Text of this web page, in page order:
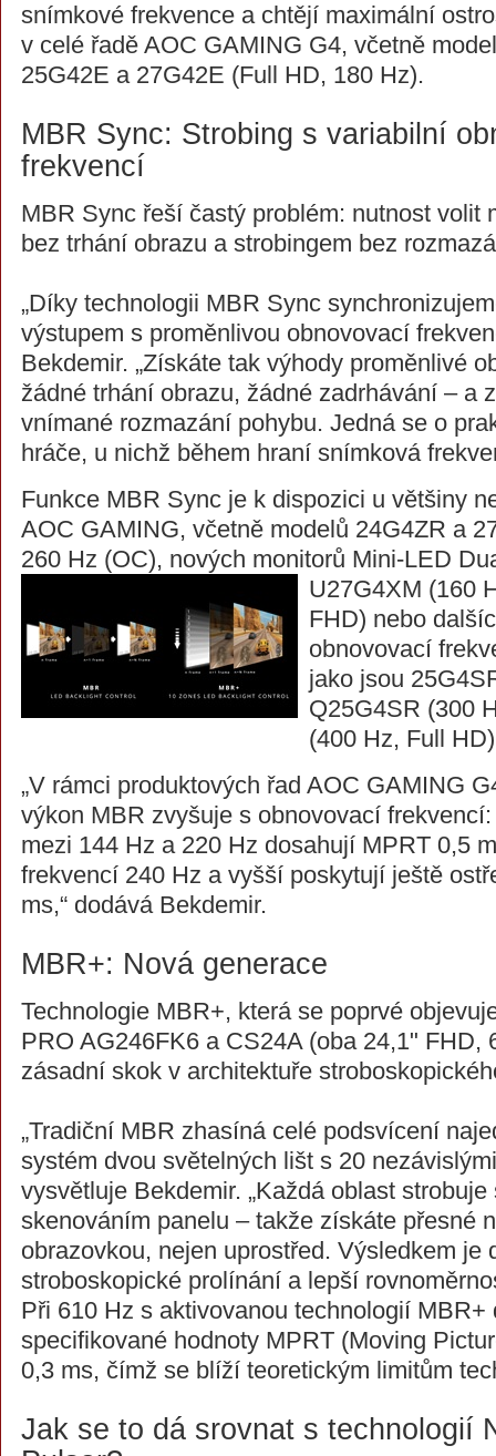
snímkové frekvence a chtějí maximální
v celé řadě AOC GAMING G4, včetně
25G42E a 27G42E (Full HD, 180 Hz).
MBR Sync: Strobing s variabilní
frekvencí
MBR Sync řeší častý problém: nutnost volit
bez trhání obrazu a strobingem bez
„Díky technologii MBR Sync
výstupem s proměnlivou obnovovací
Bekdemir. „Získáte tak výhody proměnlivé
žádné trhání obrazu, žádné zadrhávání – a
vnímané rozmazání pohybu. Jedná se o
hráče, u nichž během hraní snímková
Funkce MBR Sync je k dispozici u většiny
AOC GAMING, včetně modelů 24G4ZR a
260 Hz (OC), nových monitorů Mini-LED
U27G4XM (160
FHD) nebo
obnovovací
jako jsou
Q25G4SR (300
(400 Hz, Full HD)
„V rámci produktových řad AOC GAMING
výkon MBR zvyšuje s obnovovací
mezi 144 Hz a 220 Hz dosahují MPRT 0,5
frekvencí 240 Hz a vyšší poskytují ještě
ms,“ dodává Bekdemir.
MBR+: Nová generace
Technologie MBR+, která se poprvé
PRO AG246FK6 a CS24A (oba 24,1" FHD,
zásadní skok v architektuře
„Tradiční MBR zhasíná celé podsvícení
systém dvou světelných lišt s 20
vysvětluje Bekdemir. „Každá oblast
skenováním panelu – takže získáte přesné
obrazovkou, nejen uprostřed. Výsledkem je
stroboskopické prolínání a lepší
Při 610 Hz s aktivovanou technologií
specifikované hodnoty MPRT (Moving
0,3 ms, čímž se blíží teoretickým limitům
Jak se to dá srovnat s technologií